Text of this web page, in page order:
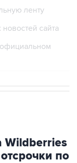
ленту
сайта
Wildberries
по